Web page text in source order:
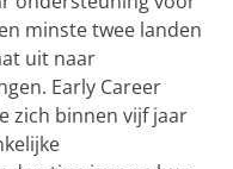
minste twee landen
uit naar
Early Career
zich binnen vijf jaar